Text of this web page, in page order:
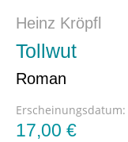
Heinz Kröpfl
Tollwut
Roman
Erscheinungsdatum:
17,00 €